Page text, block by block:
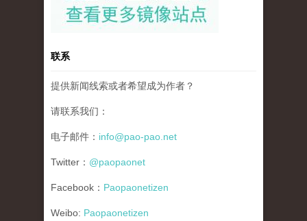
联系
提供新闻线索或者希望成为作者？
请联系我们：
电子邮件： info@pao-pao.net
Twitter： @paopaonet
Facebook： Paopaonetizen
Weibo: Paopaonetizen